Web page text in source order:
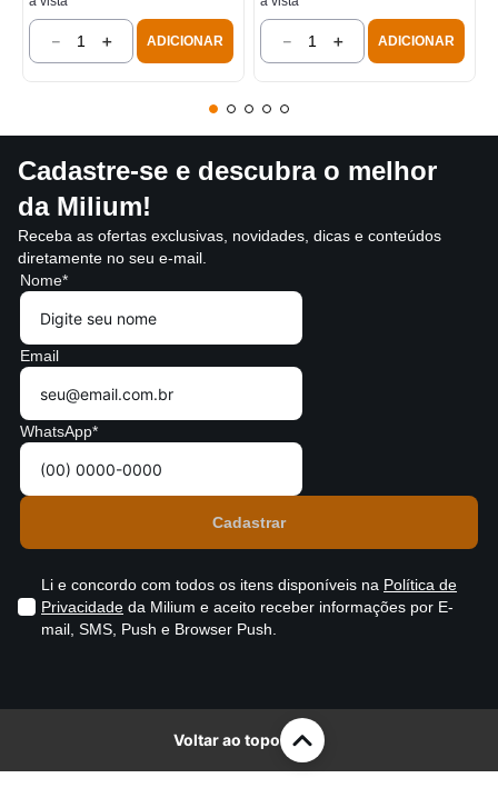
＋
－ ADICIONAR ＋
－ ADICIONAR
Cadastre-se e descubra o melhor
da Milium!
Receba as ofertas exclusivas, novidades, dicas e conteúdos
diretamente no seu e-mail.
Nome*
Email
WhatsApp*
Li e concordo com todos os itens disponíveis na Política de
Privacidade da Milium e aceito receber informações por E-
mail, SMS, Push e Browser Push.
Voltar ao topo